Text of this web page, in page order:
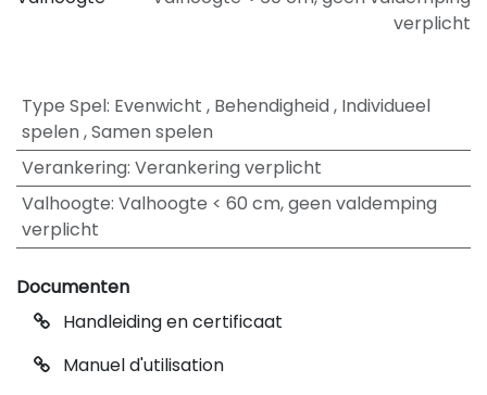
verplicht
Type Spel: Evenwicht , Behendigheid, Individueel
spelen,Samen spelen
Verankering: Verankering verplicht
Valhoogte: Valhoogte < 60 cm, geen valdemping
verplicht
Documenten
Handleiding en certificaat
Manuel d'utilisation